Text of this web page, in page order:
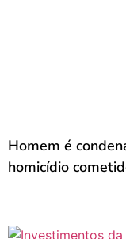
Homem é
homicídio